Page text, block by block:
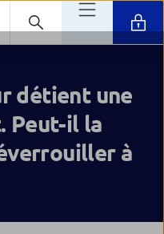
détient une
Peut-il la
à